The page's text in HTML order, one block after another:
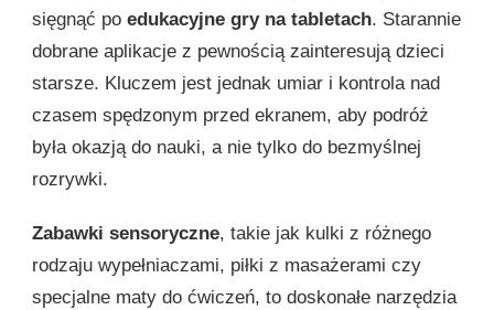
sięgnąć po edukacyjne gry na tabletach. Starannie
dobrane aplikacje z pewnością zainteresują dzieci
starsze. Kluczem jest jednak umiar i kontrola nad
czasem spędzonym przed ekranem, aby podróż
była okazją do nauki, a nie tylko do bezmyślnej
rozrywki.
Zabawki sensoryczne, takie jak kulki z różnego
rodzaju wypełniaczami, piłki z masażerami czy
specjalne maty do ćwiczeń, to doskonałe narzędzia